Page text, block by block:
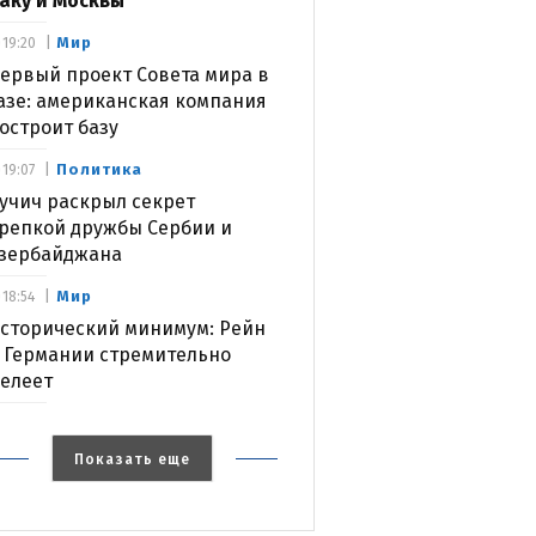
Мир
проект Совета мира в
американская компания
базу
19:20
Политика
раскрыл секрет
дружбы Сербии и
19:07
Мир
минимум: Рейн
Германии стремительно
18:54
Показать еще